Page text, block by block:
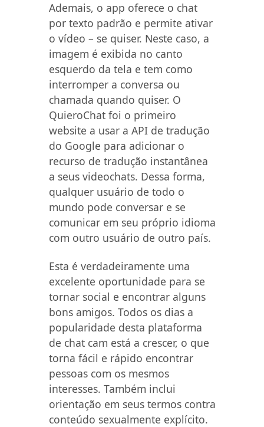
Ademais, o app oferece o chat
por texto padrão e permite ativar
o vídeo – se quiser. Neste caso, a
imagem é exibida no canto
esquerdo da tela e tem como
interromper a conversa ou
chamada quando quiser. O
QuieroChat foi o primeiro
website a usar a API de tradução
do Google para adicionar o
recurso de tradução instantânea
a seus videochats. Dessa forma,
qualquer usuário de todo o
mundo pode conversar e se
comunicar em seu próprio idioma
com outro usuário de outro país.
Esta é verdadeiramente uma
excelente oportunidade para se
tornar social e encontrar alguns
bons amigos. Todos os dias a
popularidade desta plataforma
de chat cam está a crescer, o que
torna fácil e rápido encontrar
pessoas com os mesmos
interesses. Também inclui
orientação em seus termos contra
conteúdo sexualmente explícito.